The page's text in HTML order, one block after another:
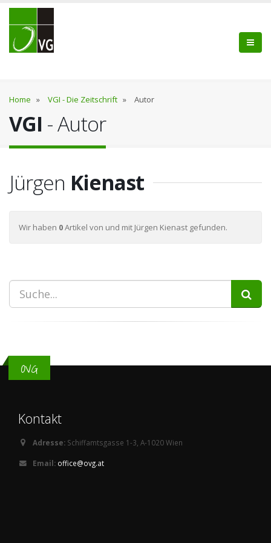
Home » VGI - Die Zeitschrift » Autor
VGI - Autor
Jürgen Kienast
Wir haben 0Artikel von und mit Jürgen Kienast gefunden.
OVG
Kontakt
Adresse: Schiffamtsgasse 1-3, A-1020 Wien
Email: office@ovg.at